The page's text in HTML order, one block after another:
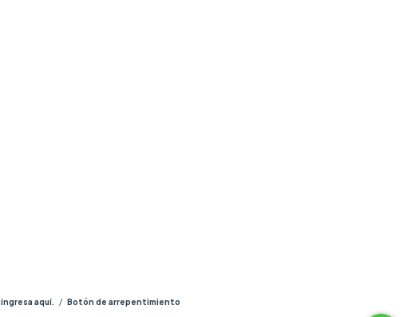
ingresa aquí. / Botón de arrepentimiento